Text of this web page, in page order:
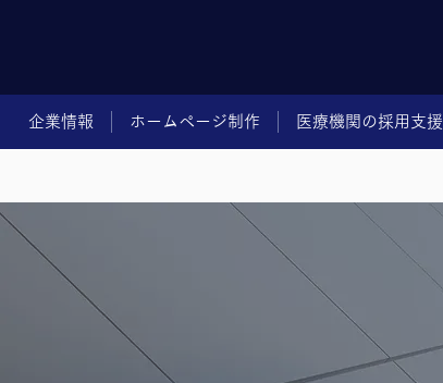
企業情報 ホームページ制作 医療機関の採用支援